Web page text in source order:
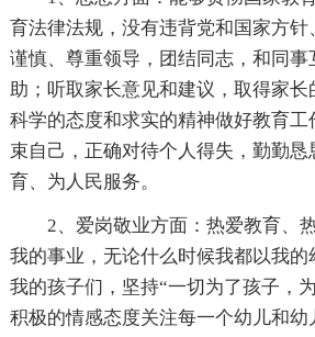
育法律法规，没有违背党和国家方针
谨慎、尊重领导，团结同志，和同
助；听取家长意见和建议，取得家
科学的态度和求实的精神做好教育工
束自己，正确对待个人得失，勤勤恳
育、为人民服务。
2、爱岗敬业方面：热爱教育、
我的事业，无论什么时候我都以我的
我的孩子们，坚持“一切为了孩子，
积极的情感态度关注每一个幼儿和